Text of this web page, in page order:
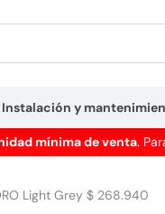
Instalación y
mínima de venta.
Light Grey $ 268.940